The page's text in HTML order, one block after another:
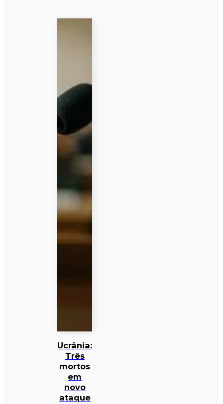
Ucrânia:
Três
mortos
em
novo
ataque